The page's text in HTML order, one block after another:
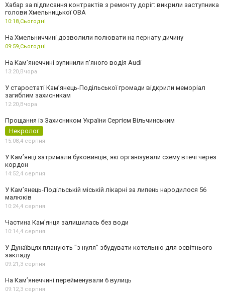
Хабар за підписання контрактів з ремонту доріг: викрили заступника
голови Хмельницької ОВА
10:18,Сьогодні
На Хмельниччині дозволили полювати на пернату дичину
09:59,Сьогодні
На Камʼянеччині зупинили п'яного водія Audi
13:20,Вчора
У старостаті Кам’янець-Подільської громади відкрили меморіал
загиблим захисникам
12:20,Вчора
Прощання із Захисником України Сергієм Вільчинським
Некролог
15:08,4 серпня
У Кам’янці затримали буковинців, які організували схему втечі через
кордон
14:52,4 серпня
У Кам’янець-Подільській міській лікарні за липень народилося 56
малюків
10:24,4 серпня
Частина Кам'янця залишилась без води
10:14,4 серпня
У Дунаївцях планують "з нуля" збудувати котельню для освітнього
закладу
09:21,3 серпня
На Камʼянеччині перейменували 6 вулиць
09:12,3 серпня